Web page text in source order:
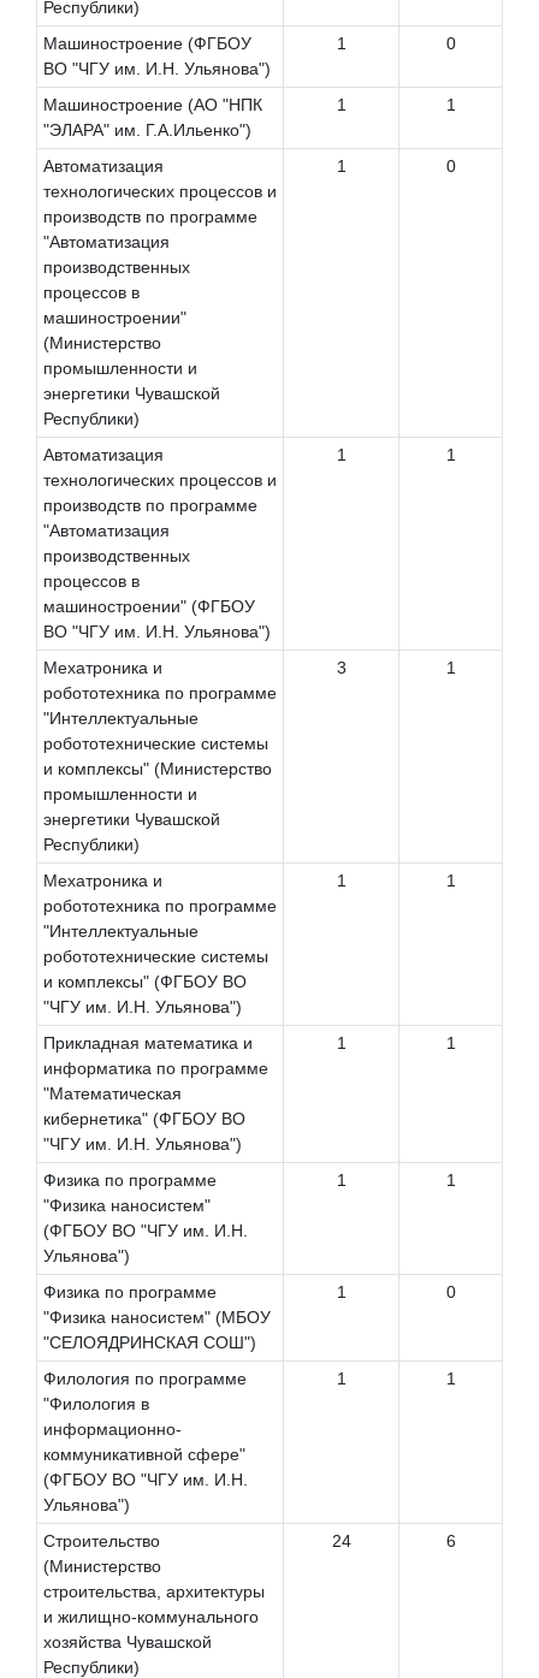
Республики)
Машиностроение (ФГБОУ
ВО "ЧГУ им. И.Н. Ульянова")
1 0
Машиностроение (АО "НПК
"ЭЛАРА" им. Г.А.Ильенко")
1 1
Автоматизация
технологических процессов и
производств по программе
"Автоматизация
производственных
процессов в
машиностроении"
(Министерство
промышленности и
энергетики Чувашской
Республики)
1 0
Автоматизация
технологических процессов и
производств по программе
"Автоматизация
производственных
процессов в
машиностроении" (ФГБОУ
ВО "ЧГУ им. И.Н. Ульянова")
1 1
Мехатроника и
робототехника по программе
"Интеллектуальные
робототехнические системы
и комплексы" (Министерство
промышленности и
энергетики Чувашской
Республики)
3 1
Мехатроника и
робототехника по программе
"Интеллектуальные
робототехнические системы
и комплексы" (ФГБОУ ВО
"ЧГУ им. И.Н. Ульянова")
1 1
Прикладная математика и
информатика по программе
"Математическая
кибернетика" (ФГБОУ ВО
"ЧГУ им. И.Н. Ульянова")
1 1
Физика по программе
"Физика наносистем"
(ФГБОУ ВО "ЧГУ им. И.Н.
Ульянова")
1 1
Физика по программе
"Физика наносистем" (МБОУ
"СЕЛОЯДРИНСКАЯ СОШ")
1 0
Филология по программе
"Филология в
информационно-
коммуникативной сфере"
(ФГБОУ ВО "ЧГУ им. И.Н.
Ульянова")
1 1
Строительство
(Министерство
строительства, архитектуры
и жилищно-коммунального
хозяйства Чувашской
Республики)
24 6